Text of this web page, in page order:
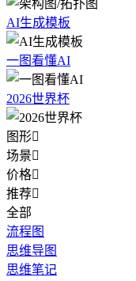
AI生成模板
一图看懂AI
2026世界杯
图形
场景
价格
推荐
全部
流程图
思维导图
思维笔记